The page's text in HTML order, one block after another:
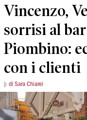
Vincenzo,
sorrisi al
Piombino:
con i clienti
di Sara Chiarei